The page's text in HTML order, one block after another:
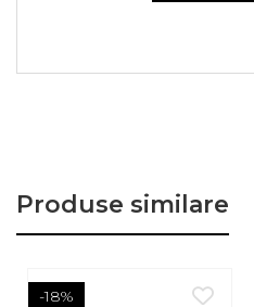
Produse similare
-18%